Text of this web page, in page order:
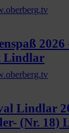
Lindlar
Lindlar
(Nr. 18)